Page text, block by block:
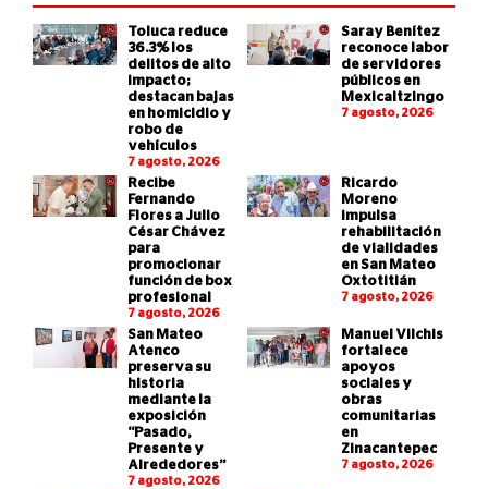
Toluca reduce
36.3% los
delitos de alto
impacto;
destacan bajas
en homicidio y
robo de
vehículos
7 agosto, 2026
Saray Benítez
reconoce labor
de servidores
públicos en
Mexicaltzingo
7 agosto, 2026
Recibe
Fernando
Flores a Julio
César Chávez
para
promocionar
función de box
profesional
7 agosto, 2026
Ricardo
Moreno
impulsa
rehabilitación
de vialidades
en San Mateo
Oxtotitlán
7 agosto, 2026
San Mateo
Atenco
preserva su
historia
mediante la
exposición
“Pasado,
Presente y
Alrededores”
7 agosto, 2026
Manuel Vilchis
fortalece
apoyos
sociales y
obras
comunitarias
en
Zinacantepec
7 agosto, 2026